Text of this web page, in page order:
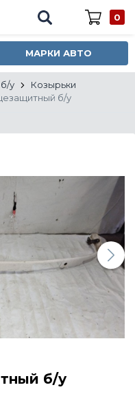
0
МАРКИ АВТО
марки
у
Козырьки
б/у
б/у